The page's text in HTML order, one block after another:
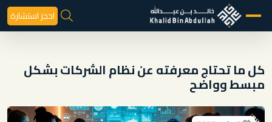
احجز استشارة
كل ما تحتاج معرفته عن نظام الشركات بشكل
مبسط وواضح